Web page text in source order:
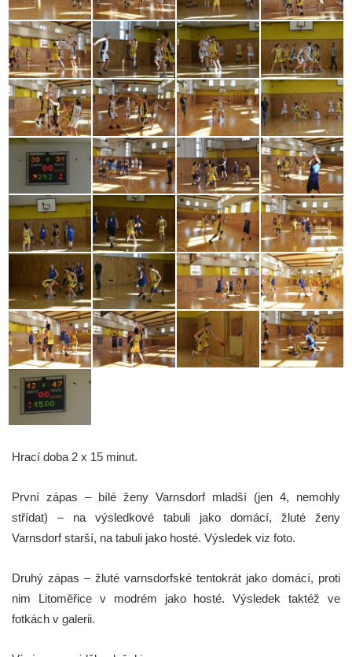
Hrací doba 2 x 15 minut.
První zápas – bílé ženy Varnsdorf mladší (jen 4, nemohly
střídat) – na výsledkové tabuli jako domácí, žluté ženy
Varnsdorf starší, na tabuli jako hosté. Výsledek viz foto.
Druhý zápas – žluté varnsdorfské tentokrát jako domácí, proti
nim Litoměřice v modrém jako hosté. Výsledek taktéž ve
fotkách v galerii.